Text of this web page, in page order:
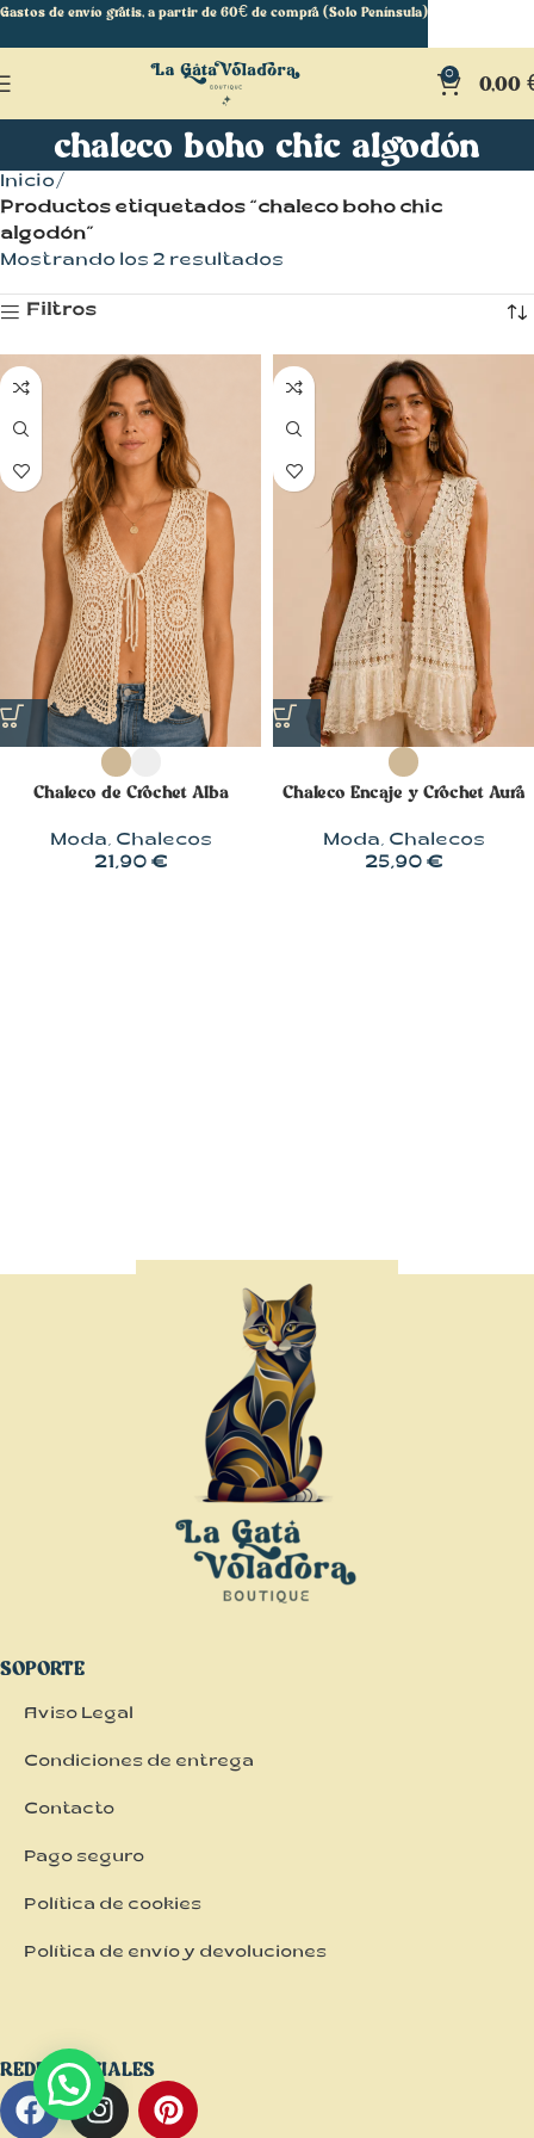
0 0,00
chaleco boho chic algodón
Inicio
Productos etiquetados “chaleco boho chic
algodón”
Mostrando los 2 resultados
Filtros
Chaleco de Crochet Alba
Moda, Chalecos
21,90 €
Chaleco Encaje y Crochet Aura
Moda, Chalecos
25,90 €
SOPORTE
Aviso Legal
Condiciones de entrega
Contacto
Pago seguro
Política de cookies
Política de envío y devoluciones
REDES SOCIALES
Gastos de envío gratis, a partir de 60€ de compra (Solo Península)